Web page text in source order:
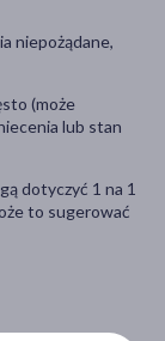
niepożądane,
(może
lub stan
dotyczyć 1 na 1
to sugerować